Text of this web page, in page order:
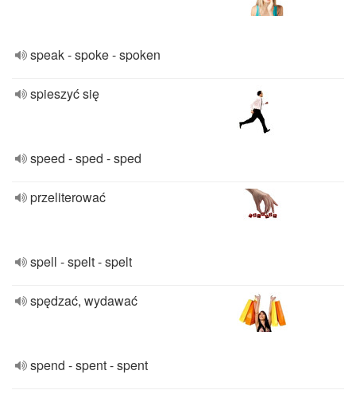
speak - spoke - spoken
spieszyć się
speed - sped - sped
przeliterować
spell - spelt - spelt
spędzać, wydawać
spend - spent - spent